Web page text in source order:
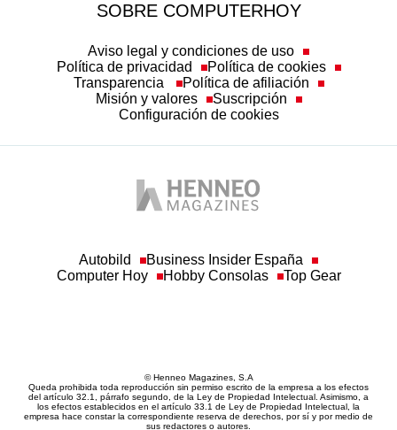
SOBRE COMPUTERHOY
Aviso legal y condiciones de uso
Política de privacidad
Política de cookies
Transparencia
Política de afiliación
Misión y valores
Suscripción
Configuración de cookies
Autobild
Business Insider España
Computer Hoy
Hobby Consolas Top Gear
© Henneo Magazines, S.A
Queda prohibida toda reproducción sin permiso escrito de la empresa a los efectos
del artículo 32.1, párrafo segundo, de la Ley de Propiedad Intelectual. Asimismo, a
los efectos establecidos en el artículo 33.1 de Ley de Propiedad Intelectual, la
empresa hace constar la correspondiente reserva de derechos, por sí y por medio de
sus redactores o autores.